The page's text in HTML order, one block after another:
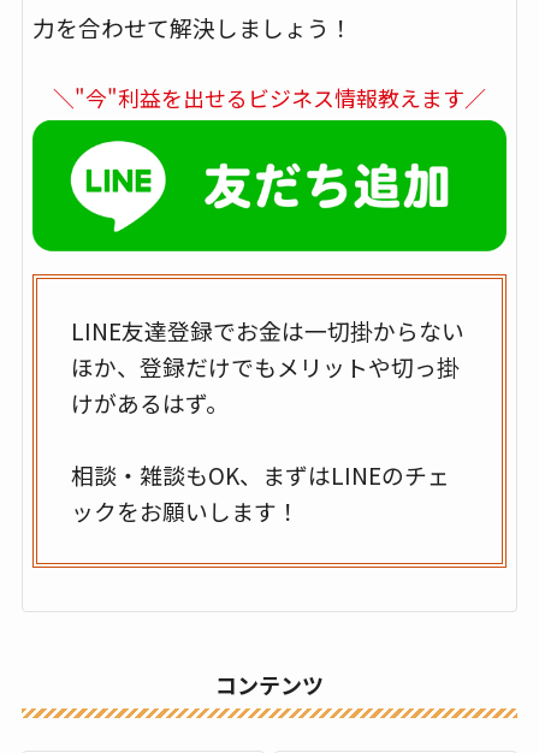
力を合わせて解決しましょう！
＼"今"利益を出せるビジネス情報教えます／
LINE友達登録でお金は一切掛からない
ほか、登録だけでもメリットや切っ掛
けがあるはず。
相談・雑談もOK、まずはLINEのチェ
ックをお願いします！
コンテンツ